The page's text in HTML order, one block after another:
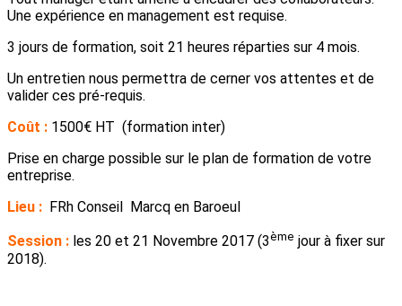
Une expérience en management est requise.
3 jours de formation, soit 21 heures réparties sur 4 mois.
Un entretien nous permettra de cerner vos attentes et de
valider ces pré-requis.
Coût : 1500€ HT (formation inter)
Prise en charge possible sur le plan de formation de votre
entreprise.
Lieu : FRh Conseil Marcq en Baroeul
Session : les 20 et 21 Novembre 2017 (3ème jour à fixer sur
2018).